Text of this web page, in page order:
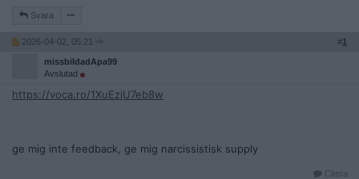
Svara
2026-04-02, 05:21 #1
missbildadApa99
Avslutad
https://voca.ro/1XuEzjU7eb8w
ge mig inte feedback, ge mig narcissistisk supply
Citera